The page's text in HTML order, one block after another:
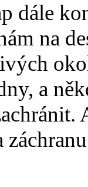
dále
na
a